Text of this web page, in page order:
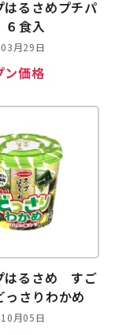
はるさめプチパ
食入
月29日
ン価格
はるさめ すご
っさりわかめ
月05日